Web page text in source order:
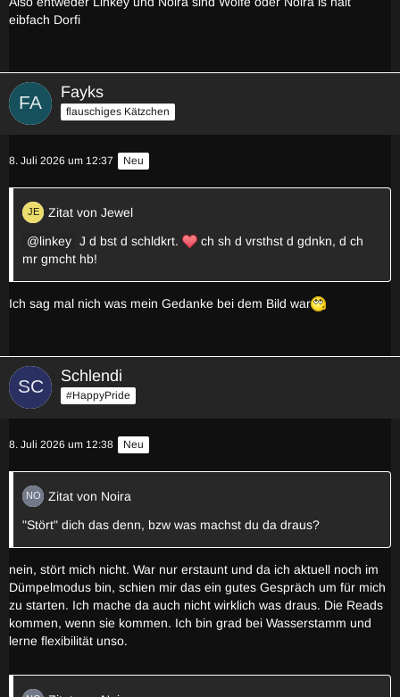
eibfach Dorfi
Fayks
flauschiges Kätzchen
8. Juli 2026 um 12:37 Neu
Zitat von Jewel
linkey J d bst d schldkrt.
ch sh d vrsthst d gdnkn, d ch
mr gmcht hb!
Ich sag mal nich was mein Gedanke bei dem Bild war
Schlendi
#HappyPride
8. Juli 2026 um 12:38 Neu
Zitat von Noira
"Stört" dich das denn, bzw was machst du da draus?
nein, stört mich nicht. War nur erstaunt und da ich aktuell noch im
Dümpelmodus bin, schien mir das ein gutes Gespräch um für mich
zu starten. Ich mache da auch nicht wirklich was draus. Die Reads
kommen, wenn sie kommen. Ich bin grad bei Wasserstamm und
lerne flexibilität unso.